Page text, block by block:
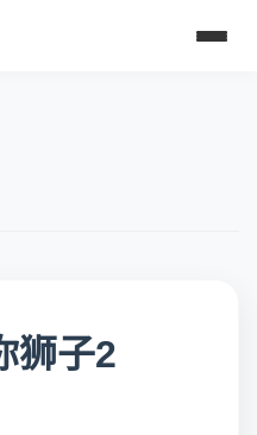
狮子2